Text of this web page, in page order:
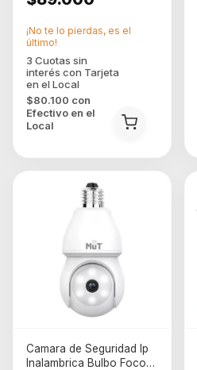
$80.100 con
Efectivo en el
Local
¡No te lo pierdas, es el
último!
Camara de Seguridad Ip
Inalambrica Bulbo Foco